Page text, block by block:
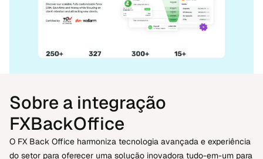
Sobre a integração
FXBackOffice
O FX Back Office harmoniza tecnologia avançada e experiência
do setor para oferecer uma solução inovadora tudo-em-um para